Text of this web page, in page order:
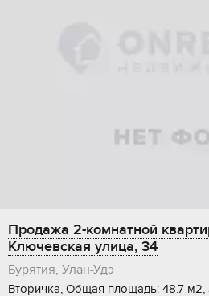
Продажа 2-комнатной
Ключевская улица, 34
Бурятия, Улан-Удэ
Вторичка, Общая площадь: 48.7 м2,